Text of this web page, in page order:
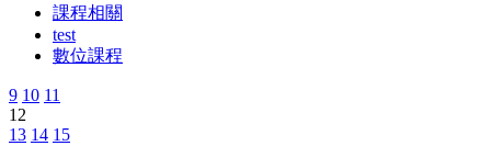
課程相關
test
數位課程
9 10 11
12
13 14 15